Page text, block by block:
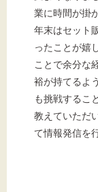
業に時間が掛
年末はセット
ったことが嬉
ことで余分な
裕が持てるよ
も挑戦するこ
教えていただ
て情報発信を